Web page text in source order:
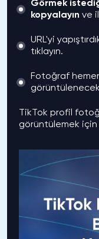
Görmek
kopyalayın ve
URL'yi
tıklayın.
Fotoğraf
TikTok profil
görüntülemek için